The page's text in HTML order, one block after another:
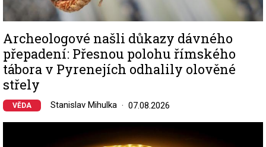
Archeologové našli důkazy dávného
přepadení: Přesnou polohu římského
tábora v Pyrenejích odhalily olověné
střely
VĚDA Stanislav Mihulka 07.08.2026